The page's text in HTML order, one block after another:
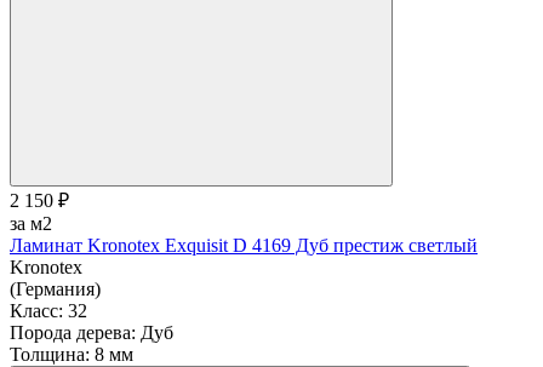
2 150 ₽
за м2
Ламинат Kronotex Exquisit D 4169 Дуб престиж светлый
Kronotex
(Германия)
Класс: 32
Порода дерева: Дуб
Толщина: 8 мм